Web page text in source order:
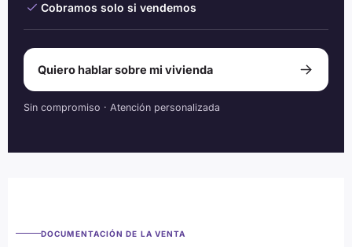
Cobramos solo si vendemos
Quiero hablar sobre mi vivienda
Sin compromiso · Atención personalizada
DOCUMENTACIÓN DE LA VENTA